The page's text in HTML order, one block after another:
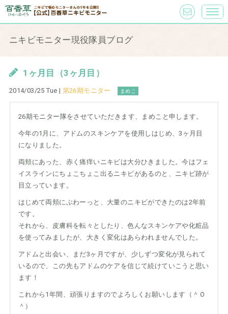
ニキビモニター現役隊員ブログ
1ヶ月目（3ヶ月目）
2014/03/25 Tue | 第26期モニター まめこ
26期モニター隊をさせていただきます、まめこと申します。
今年の1月に、アドムのスキンケアを使用しはじめ、3ヶ月目
になりました。
両頬にあった、赤く痛痒いニキビは大分ひきました。今はフェ
イスラインにちょこちょこ出るニキビがあるのと、ニキビ跡が
目立っています。
はじめて両頬にぶわーっと、大量のニキビができたのは2年前
です。
それから、皮膚科を転々としたり、色んなスキンケアや化粧品
を使ってみましたが、大きく変化はあらわれませんでした。
アドムと出会い、まだ3ヶ月ですが、少しずつ変化が見られて
いるので、この先もアドムのケアを信じて続けていこうと思い
ます！
これから1年間、頑張りますのでよろしくお願いします（＾Ｏ
＾）